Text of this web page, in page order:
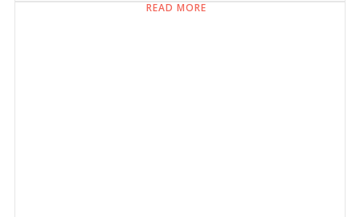
READ MORE